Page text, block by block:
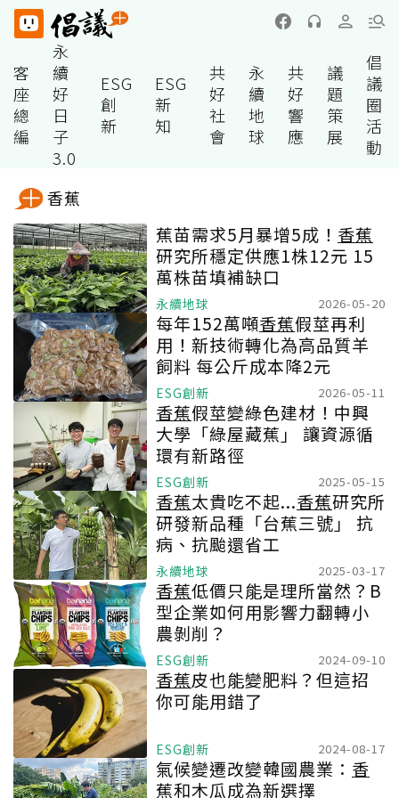
客
座
總
編
永
續
好
日
子
3.0
ESG
創
新
ESG
新
知
共
好
社
會
永
續
地
球
共
好
響
應
議
題
策
展
倡
議
圈
活
動
香蕉
蕉苗需求5月暴增5成！ 香蕉
研究所穩定供應1株12元 15
萬株苗填補缺口
永續地球 2026-05-20
每年152萬噸香蕉假莖再利
用！新技術轉化為高品質羊
飼料 每公斤成本降2元
ESG創新 2026-05-11
香蕉假莖變綠色建材！中興
大學「綠屋藏蕉」 讓資源循
環有新路徑
ESG創新 2025-05-15
香蕉太貴吃不起...香蕉研究所
研發新品種「台蕉三號」 抗
病、抗颱還省工
永續地球 2025-03-17
香蕉低價只能是理所當然？B
型企業如何用影響力翻轉小
農剝削？
ESG創新 2024-09-10
香蕉皮也能變肥料？但這招
你可能用錯了
ESG創新 2024-08-17
氣候變遷改變韓國農業： 香
蕉和木瓜成為新選擇